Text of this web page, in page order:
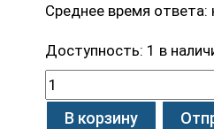
Среднее время ответа:
Доступность: 1 в
В корзину